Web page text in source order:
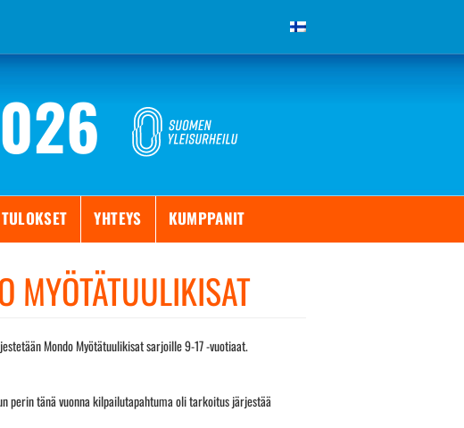
TULOKSET YHTEYS KUMPPANIT
MYÖTÄTUULIKISAT
Mondo Myötätuulikisat sarjoille 9-17 -vuotiaat.
perin tänä vuonna kilpailutapahtuma oli tarkoitus järjestää